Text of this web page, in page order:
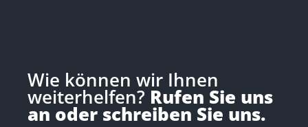
Wie können wir Ihnen
weiterhelfen? Rufen Sie uns
an oder schreiben Sie uns.